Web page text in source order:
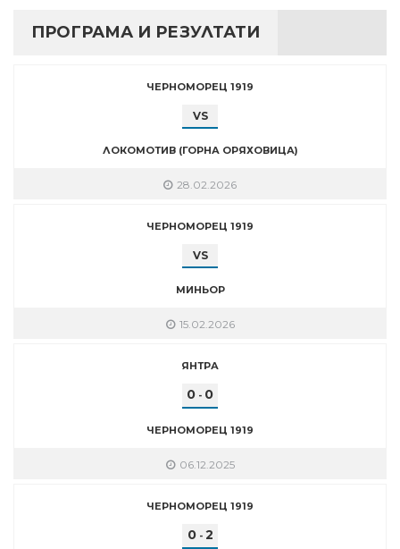
ПРОГРАМА И РЕЗУЛТАТИ
ЧЕРНОМОРЕЦ 1919
VS
ЛОКОМОТИВ (ГОРНА ОРЯХОВИЦА)
28.02.2026
ЧЕРНОМОРЕЦ 1919
VS
МИНЬОР
15.02.2026
ЯНТРА
0 - 0
ЧЕРНОМОРЕЦ 1919
06.12.2025
ЧЕРНОМОРЕЦ 1919
0- 2